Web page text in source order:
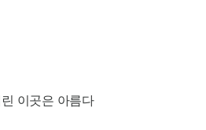
이곳은 아름다